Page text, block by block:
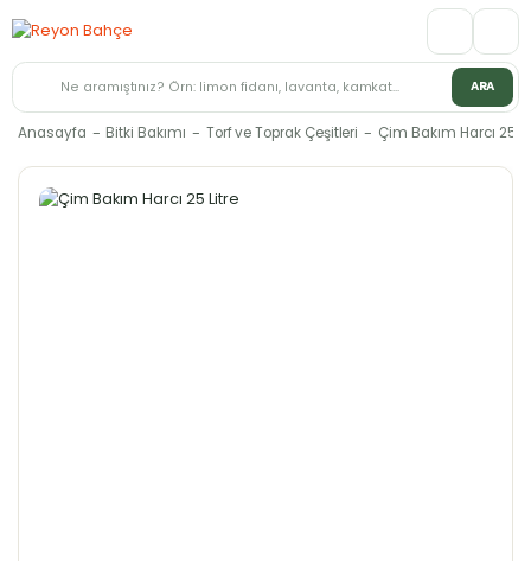
ARA
Anasayfa Bitki Bakımı Torf ve Toprak Çeşitleri Çim Bakım Harcı 25